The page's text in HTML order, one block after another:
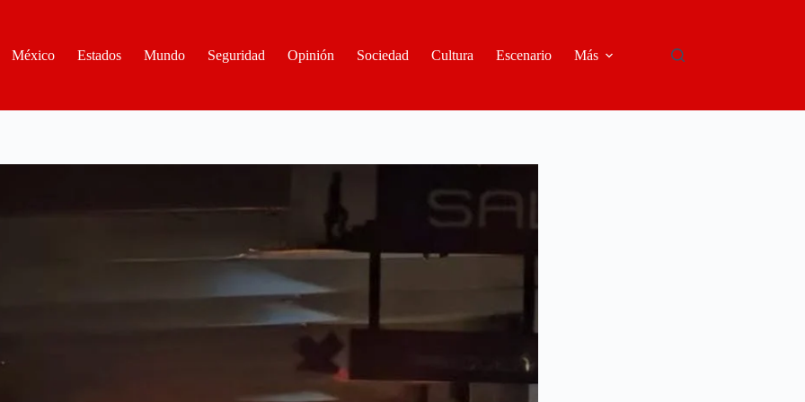
México
Estados Mundo Seguridad Opinión Sociedad Cultura Escenario Más